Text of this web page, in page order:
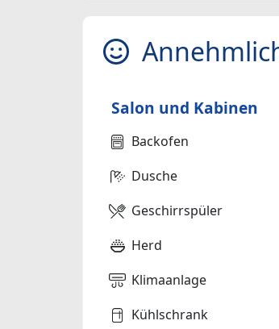
Salon und Kabinen
Backofen
Dusche
Geschirrspüler
Herd
Klimaanlage
Kühlschrank